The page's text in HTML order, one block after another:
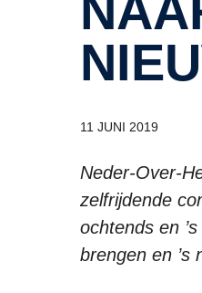
11 JUNI 2019
Neder-Over-
zelfrijdende
ochtends en
brengen en ’s